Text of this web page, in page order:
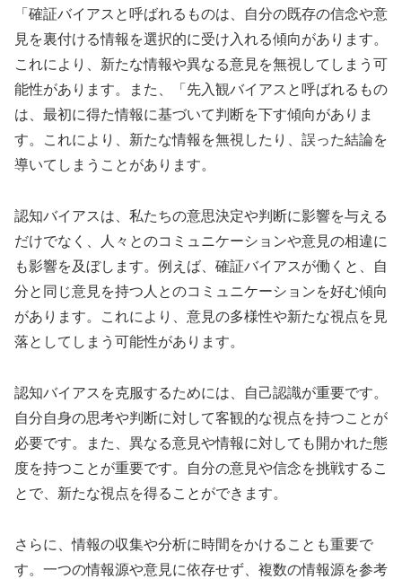
「確証バイアスと呼ばれるものは、自分の既存の信念や意
見を裏付ける情報を選択的に受け入れる傾向があります。
これにより、新たな情報や異なる意見を無視してしまう可
能性があります。また、「先入観バイアスと呼ばれるもの
は、最初に得た情報に基づいて判断を下す傾向がありま
す。これにより、新たな情報を無視したり、誤った結論を
導いてしまうことがあります。
認知バイアスは、私たちの意思決定や判断に影響を与える
だけでなく、人々とのコミュニケーションや意見の相違に
も影響を及ぼします。例えば、確証バイアスが働くと、自
分と同じ意見を持つ人とのコミュニケーションを好む傾向
があります。これにより、意見の多様性や新たな視点を見
落としてしまう可能性があります。
認知バイアスを克服するためには、自己認識が重要です。
自分自身の思考や判断に対して客観的な視点を持つことが
必要です。また、異なる意見や情報に対しても開かれた態
度を持つことが重要です。自分の意見や信念を挑戦するこ
とで、新たな視点を得ることができます。
さらに、情報の収集や分析に時間をかけることも重要で
す。一つの情報源や意見に依存せず、複数の情報源を参考